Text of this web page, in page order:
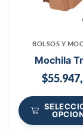
BOLSOS Y
Mochila
$